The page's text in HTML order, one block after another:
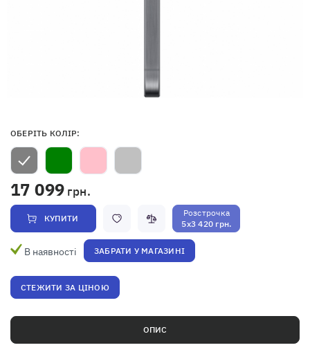
ОБЕРІТЬ КОЛІР:
17 099 грн.
КУПИТИ
Розстрочка
5x3 420 грн.
В наявності ЗАБРАТИ У МАГАЗИНІ
СТЕЖИТИ ЗА ЦІНОЮ
ОПИС